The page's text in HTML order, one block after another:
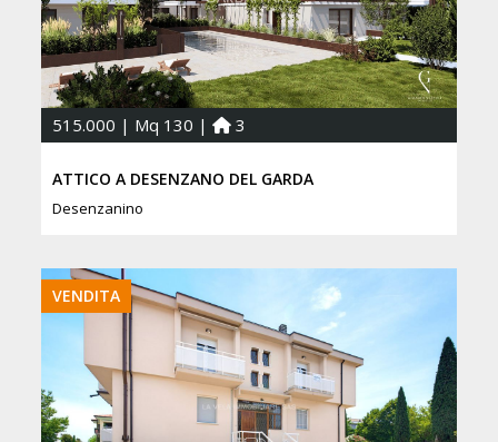
515.000 | Mq 130 | 3
ATTICO A DESENZANO DEL GARDA
Desenzanino
VENDITA